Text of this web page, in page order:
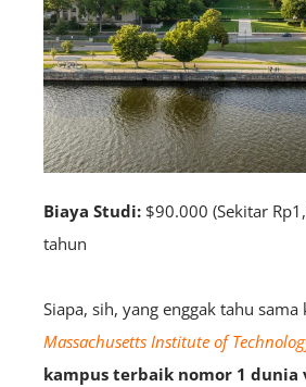
Biaya Studi: $90.000 (Sekitar
tahun
Siapa, sih, yang enggak tahu sama
Massachusetts Institute of
kampus terbaik nomor 1 dunia